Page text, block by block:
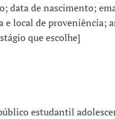
data de nascimento;
e local de proveniência;
que escolhe]
estudantil